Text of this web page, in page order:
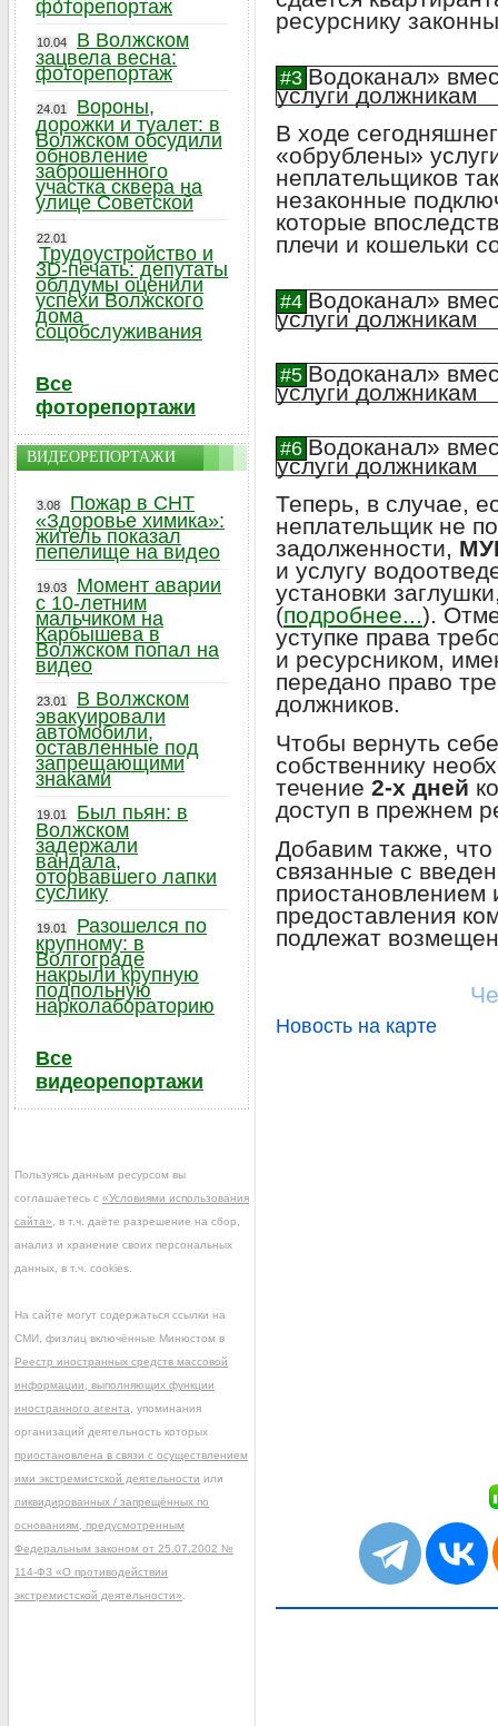
ресурснику
В ходе
«обрублены»
неплательщиков
незаконные
которые
плечи и кошельки
Теперь, в случае,
неплательщик не
задолженности,
и услугу
установки
(подробнее...).
уступке права
и ресурсником,
передано право
должников.
Чтобы вернуть
собственнику
течение 2-х дней
доступ в прежнем
Добавим также,
связанные с
приостановлением
предоставления
подлежат
Новость на карте
фоторепортаж
10.04
В Волжском
зацвела весна:
фоторепортаж
24.01
Вороны,
дорожки и туалет: в
Волжском обсудили
обновление
заброшенного
участка сквера на
улице Советской
22.01
Трудоустройство и
3D-печать: депутаты
облдумы оценили
успехи Волжского
дома
соцобслуживания
Все
фоторепортажи
ВИДЕОРЕПОРТАЖИ
3.08
Пожар в СНТ
«Здоровье химика»:
житель показал
пепелище на видео
19.03
Момент аварии
с 10-летним
мальчиком на
Карбышева в
Волжском попал на
видео
23.01
В Волжском
эвакуировали
автомобили,
оставленные под
запрещающими
знаками
19.01
Был пьян: в
Волжском
задержали
вандала,
оторвавшего лапки
суслику
19.01
Разошелся по
крупному: в
Волгограде
накрыли крупную
подпольную
нарколабораторию
Все
видеорепортажи
Пользуясь данным ресурсом вы
соглашаетесь с «Условиями использования
сайта» , в т.ч. даёте разрешение на сбор,
анализ и хранение своих персональных
данных, в т.ч. cookies.
На сайте могут содержаться ссылки на
СМИ, физлиц включённые Минюстом в
Реестр иностранных средств массовой
информации, выполняющих функции
иностранного агента , упоминания
организаций деятельность которых
приостановлена в связи с осуществлением
ими экстремистской деятельности или
ликвидированных / запрещённых по
основаниям, предусмотренным
Федеральным законом от 25.07.2002 №
114-ФЗ «О противодействии
экстремистской деятельности»